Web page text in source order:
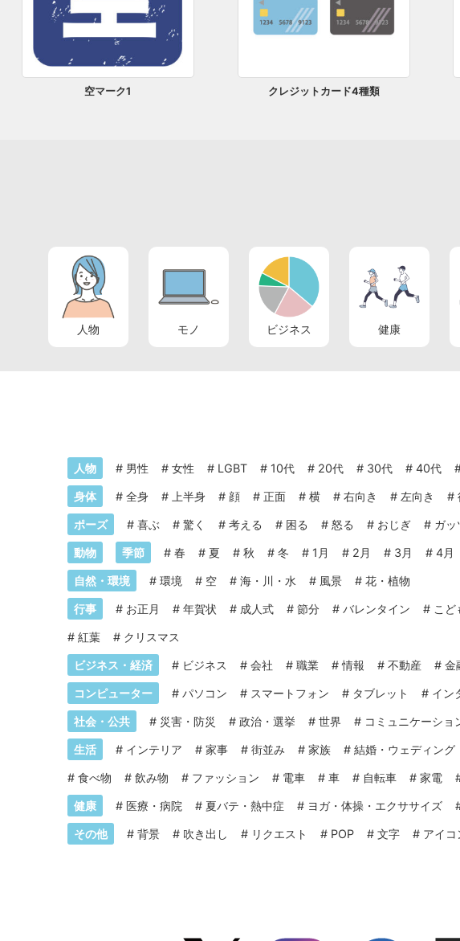
空マーク1 クレジットカード4種類
人物 モノ ビジネス 健康
人物 # 男性 # 女性 # LGBT # 10代 # 20代 # 30代 # 40代
身体 # 全身 # 上半身 # 顔 # 正面 # 横 # 右向き # 左向き #
ポーズ # 喜ぶ # 驚く # 考える # 困る # 怒る # おじぎ # ガッ
動物 季節 # 春 # 夏 # 秋 # 冬 # 1月 # 2月 # 3月 # 4月
自然・環境 # 環境 # 空 # 海・川・水 # 風景 # 花・植物
行事 # お正月 # 年賀状 # 成人式 # 節分 # バレンタイン # こど
# 紅葉 # クリスマス
ビジネス・経済 # ビジネス # 会社 # 職業 #情報 # 不動産 # 金
コンピューター # パソコン # スマートフォン # タブレット # イン
社会・公共 # 災害・防災 # 政治・選挙 # 世界 # コミュニケーショ
生活 # インテリア # 家事 # 街並み # 家族 # 結婚・ウェディング
# 食べ物 # 飲み物 # ファッション # 電車 # 車 # 自転車 # 家電
健康 # 医療・病院 # 夏バテ・熱中症 # ヨガ・体操・エクササイズ
その他 # 背景 # 吹き出し # リクエスト # POP # 文字 # アイコ